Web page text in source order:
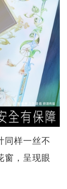
同样一丝不
窗，呈现眼